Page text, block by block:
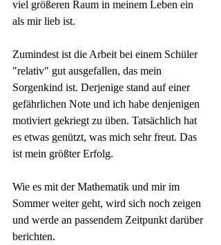
viel größeren Raum in meinem Leben ein
als mir lieb ist.
Zumindest ist die Arbeit bei einem Schüler
"relativ" gut ausgefallen, das mein
Sorgenkind ist. Derjenige stand auf einer
gefährlichen Note und ich habe denjenigen
motiviert gekriegt zu üben. Tatsächlich hat
es etwas genützt, was mich sehr freut. Das
ist mein größter Erfolg.
Wie es mit der Mathematik und mir im
Sommer weiter geht, wird sich noch zeigen
und werde an passendem Zeitpunkt darüber
berichten.